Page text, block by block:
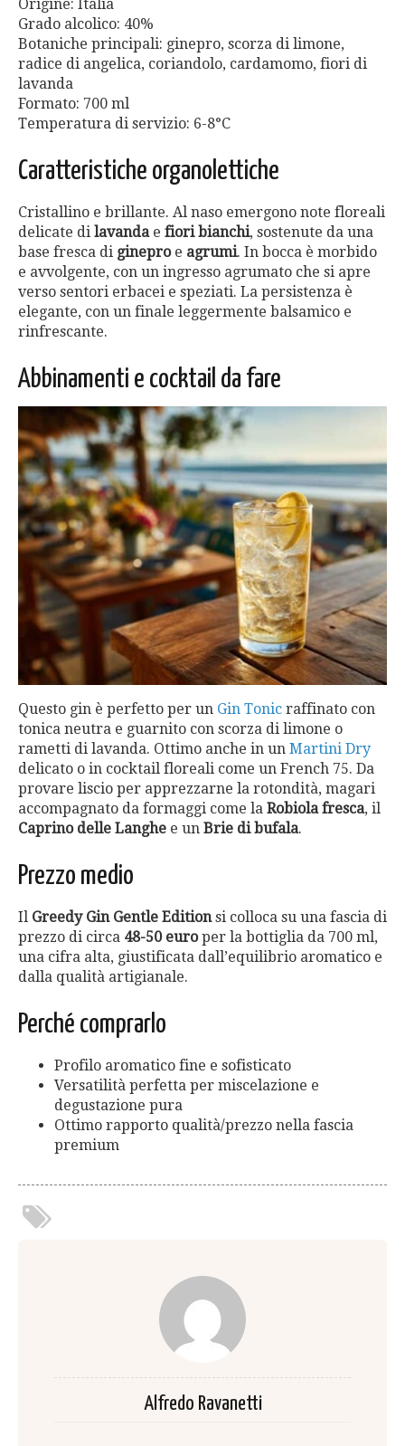
Origine: Italia
Grado alcolico: 40%
Botaniche principali: ginepro, scorza di limone,
radice di angelica, coriandolo, cardamomo, fiori di
lavanda
Formato: 700 ml
Temperatura di servizio: 6-8°C
Caratteristiche organolettiche
Cristallino e brillante. Al naso emergono note floreali
delicate di lavandae fiori bianchi, sostenute da una
base fresca di gineproe agrumi. In bocca è morbido
e avvolgente, con un ingresso agrumato che si apre
verso sentori erbacei e speziati. La persistenza è
elegante, con un finale leggermente balsamico e
rinfrescante.
Abbinamenti e cocktail da fare
Questo gin è perfetto per un Gin Tonic raffinato con
tonica neutra e guarnito con scorza di limone o
rametti di lavanda. Ottimo anche in un Martini Dry
delicato o in cocktail floreali come un French 75. Da
provare liscio per apprezzarne la rotondità, magari
accompagnato da formaggi come la Robiola fresca, il
Caprino delle Langhe e un Brie di bufala.
Prezzo medio
Il Greedy Gin Gentle Editionsi colloca su una fascia di
prezzo di circa 48-50 europer la bottiglia da 700 ml,
una cifra alta, giustificata dall’equilibrio aromatico e
dalla qualità artigianale.
Perché comprarlo
Profilo aromatico fine e sofisticato
Versatilità perfetta per miscelazione e
degustazione pura
Ottimo rapporto qualità/prezzo nella fascia
premium
Alfredo Ravanetti